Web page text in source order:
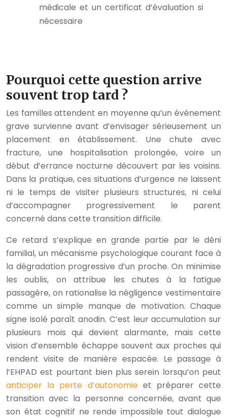
médicale et un certificat d’évaluation si
nécessaire
Pourquoi cette question arrive
souvent trop tard ?
Les familles attendent en moyenne qu’un événement
grave survienne avant d’envisager sérieusement un
placement en établissement. Une chute avec
fracture, une hospitalisation prolongée, voire un
début d’errance nocturne découvert par les voisins.
Dans la pratique, ces situations d’urgence ne laissent
ni le temps de visiter plusieurs structures, ni celui
d’accompagner progressivement le parent
concerné dans cette transition difficile.
Ce retard s’explique en grande partie par le déni
familial, un mécanisme psychologique courant face à
la dégradation progressive d’un proche. On minimise
les oublis, on attribue les chutes à la fatigue
passagère, on rationalise la négligence vestimentaire
comme un simple manque de motivation. Chaque
signe isolé paraît anodin. C’est leur accumulation sur
plusieurs mois qui devient alarmante, mais cette
vision d’ensemble échappe souvent aux proches qui
rendent visite de manière espacée. Le passage à
l’EHPAD est pourtant bien plus serein lorsqu’on peut
anticiper la perte d’autonomieet préparer cette
transition avec la personne concernée, avant que
son état cognitif ne rende impossible tout dialogue